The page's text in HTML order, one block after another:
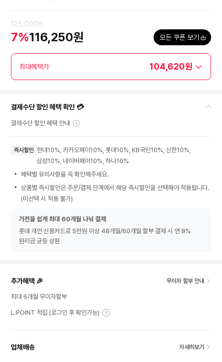
125,000원
7%116,250원 모든 쿠폰 보기
최대혜택가 104,620원
결제수단 할인 혜택 확인 💳
결제수단 할인 혜택 안내
즉시할인 현대10%, 카카오페이10%, 롯데10%, KB국민10%, 신한10%,
삼성10%, 네이버페이10%, 하나10%
혜택별 유의사항을 꼭 확인해주세요.
상품별 즉시할인은 주문/결제 단계에서 해당 즉시할인을 선택해야 적용됩니다.
(미선택 시 적용 불가)
가전을 쉽게 최대 60개월 나눠 결제
롯데 개인 신용카드로 5만원 이상 48개월/60개월 할부 결제 시 연 8%
원리금 균등 상환
추가혜택 🎉 무이자 할부 안내
최대 6개월 무이자할부
L.POINT 적립 (로그인 후 확인가능)
업체배송 자세히보기